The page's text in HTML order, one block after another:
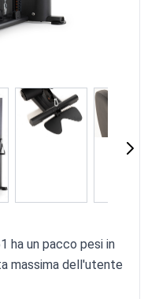
ha un pacco pesi in
massima dell'utente